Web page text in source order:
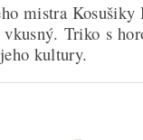
mistra Kosušiky
Triko s
kultury.